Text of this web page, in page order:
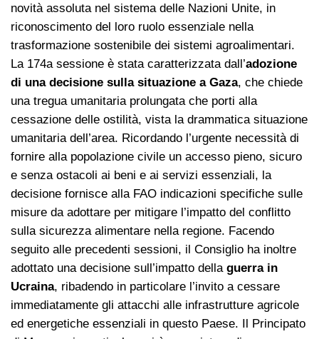
novità assoluta nel sistema delle Nazioni Unite, in
riconoscimento del loro ruolo essenziale nella
trasformazione sostenibile dei sistemi agroalimentari.
La 174a sessione è stata caratterizzata dall’adozione
di una decisione sulla situazione a Gaza, che chiede
una tregua umanitaria prolungata che porti alla
cessazione delle ostilità, vista la drammatica situazione
umanitaria dell’area. Ricordando l’urgente necessità di
fornire alla popolazione civile un accesso pieno, sicuro
e senza ostacoli ai beni e ai servizi essenziali, la
decisione fornisce alla FAO indicazioni specifiche sulle
misure da adottare per mitigare l’impatto del conflitto
sulla sicurezza alimentare nella regione. Facendo
seguito alle precedenti sessioni, il Consiglio ha inoltre
adottato una decisione sull’impatto dellaguerra in
Ucraina, ribadendo in particolare l’invito a cessare
immediatamente gli attacchi alle infrastrutture agricole
ed energetiche essenziali in questo Paese. Il Principato